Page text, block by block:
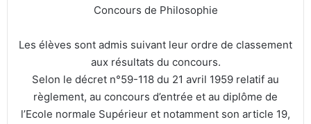
Concours de Philosophie
Les élèves sont admis suivant leur ordre de classement
aux résultats du concours.
Selon le décret n°59-118 du 21 avril 1959 relatif au
règlement, au concours d’entrée et au diplôme de
l’Ecole normale Supérieur et notamment son article 19,